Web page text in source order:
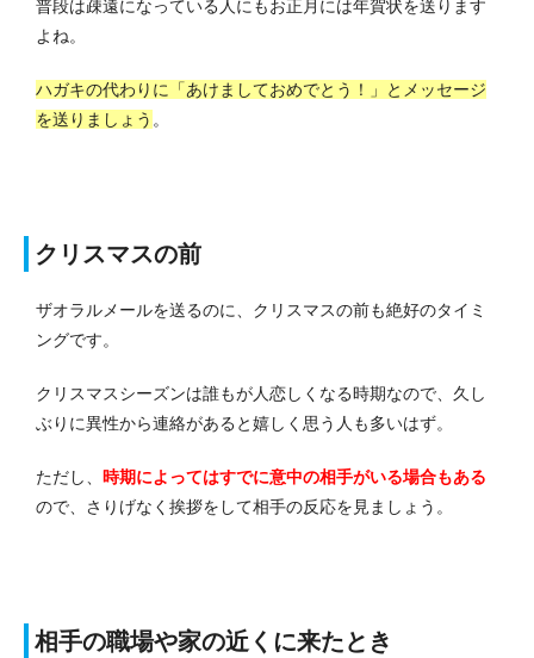
普段は疎遠になっている人にもお正月には年賀状を送ります
よね。
ハガキの代わりに「あけましておめでとう！」とメッセージ
を送りましょう 。
クリスマスの前
ザオラルメールを送るのに、クリスマスの前も絶好のタイミ
ングです。
クリスマスシーズンは誰もが人恋しくなる時期なので、久し
ぶりに異性から連絡があると嬉しく思う人も多いはず。
ただし、 時期によってはすでに意中の相手がいる場合もある
ので、さりげなく挨拶をして相手の反応を見ましょう。
相手の職場や家の近くに来たとき